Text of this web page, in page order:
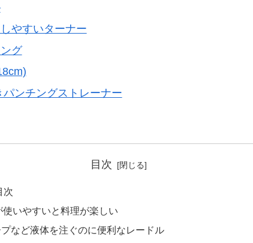
やすいターナー
グ
ンチングストレーナー
目次
次
使いやすいと料理が楽しい
など液体を注ぐのに便利なレードル